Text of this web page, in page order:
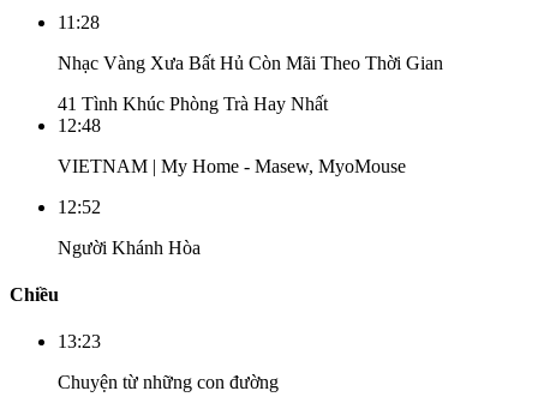
11:28
Nhạc Vàng Xưa Bất Hủ Còn Mãi Theo Thời Gian
41 Tình Khúc Phòng Trà Hay Nhất
12:48
VIETNAM | My Home - Masew, MyoMouse
12:52
Người Khánh Hòa
Chiều
13:23
Chuyện từ những con đường